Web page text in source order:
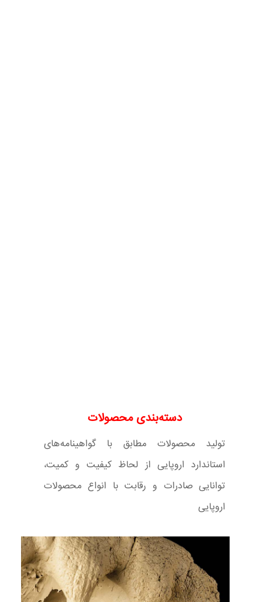
دسته‌بندی محصولات
تولید محصولات مطابق با گواهینامه‌های
استاندارد اروپایی از لحاظ کیفیت و کمیت،
توانایی صادرات و رقابت با انواع محصولات
اروپایی